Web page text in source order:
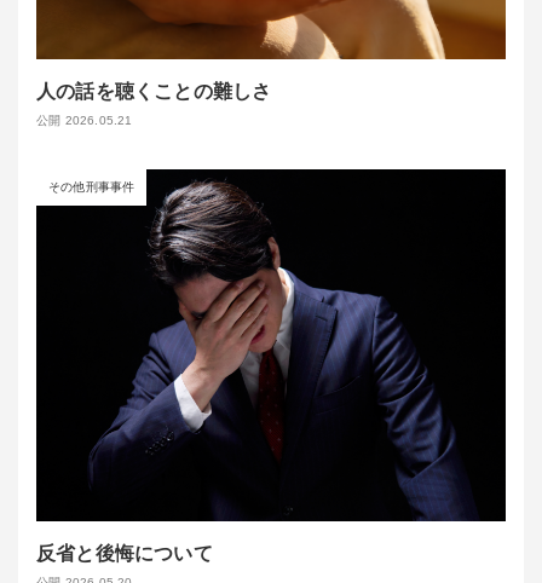
人の話を聴くことの難しさ
公開 2026.05.21
その他刑事事件
反省と後悔について